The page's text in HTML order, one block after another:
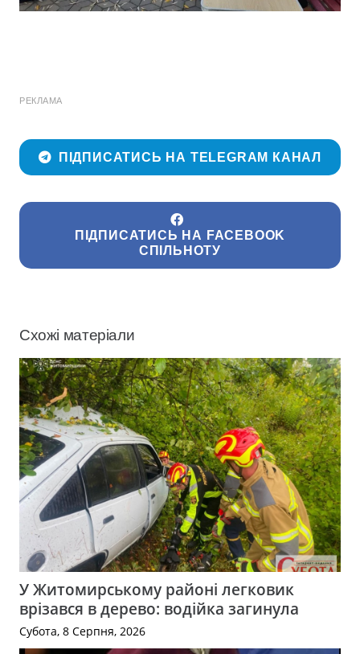
РЕКЛАМА
ПІДПИСАТИСЬ НА TELEGRAM КАНАЛ
ПІДПИСАТИСЬ НА FACEBOOK
СПІЛЬНОТУ
Схожі матеріали
У Житомирському районі легковик
врізався в дерево: водійка загинула
Субота, 8 Серпня, 2026